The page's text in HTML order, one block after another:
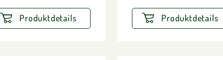
Produktdetails Produktdetails